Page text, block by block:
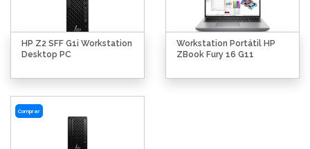
HP Z2 SFF G1i Workstation
Desktop PC
Workstation Portátil HP
ZBook Fury 16 G11
Comprar